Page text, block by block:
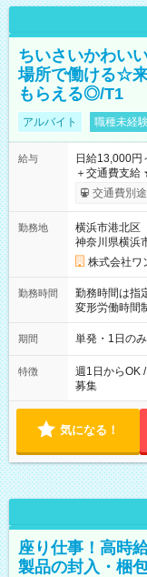
ちいさいかわい
場所で働ける☆
もらえる◎/T1
アルバイト 職種未経
給与
日給13,000円
＋交通費支給 ★交通費全額支給！ ┗案件により規定あり ★日払
いOK！（規
ンビニATMから
交通費別
勤務地
横浜市港北区
神奈川県横浜
株式会社ワ
勤務時間
勤務時間は指
変形労働時間制 想定
～21：00
期間 単発・1日の
特徴
週1日からOK
募集
気になる！
座り仕事！高時
製品の封入・梱